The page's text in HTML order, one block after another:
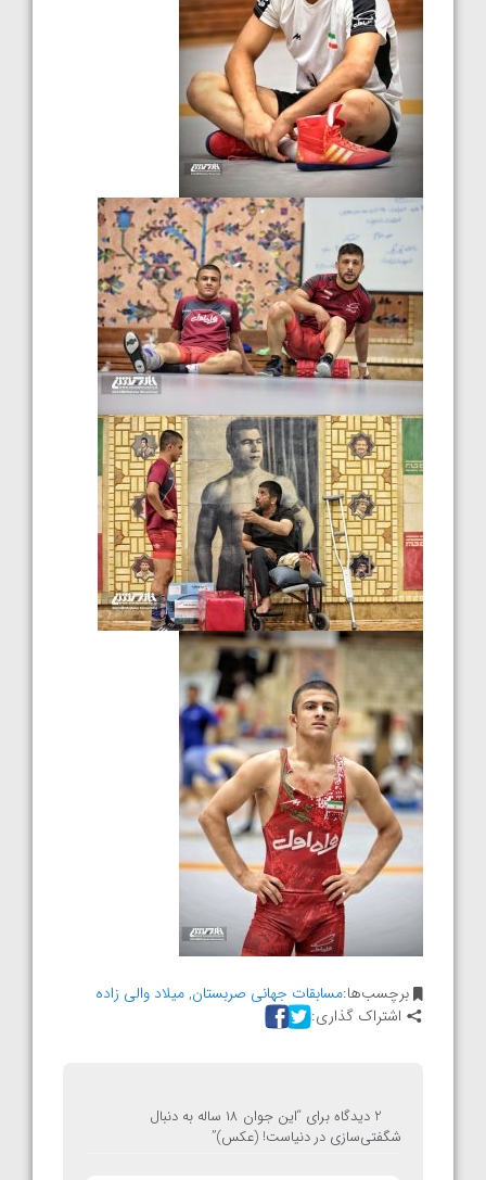
برچسب‌ها:مسابقات جهانی صربستان,میلاد والی زاده
اشتراک گذاری:
2 دیدگاه برای “
این جوان ۱۸ ساله به دنبال
شگفتی‌سازی در دنیاست! (عکس)”